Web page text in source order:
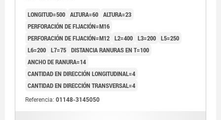
LONGITUD=500 ALTURA=60 ALTURA=23
PERFORACIÓN DE FIJACIÓN=M16
PERFORACIÓN DE FIJACIÓN=M12 L2=400 L3=200 L5=250
L6=200 L7=75 DISTANCIA RANURAS EN T=100
ANCHO DE RANURA=14
CANTIDAD EN DIRECCIÓN LONGITUDINAL=4
CANTIDAD EN DIRECCIÓN TRANSVERSAL=4
Referencia: 01148-3145050